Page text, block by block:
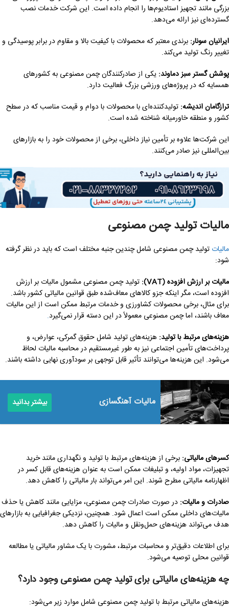
بزرگی مانند تجهیز استادیوم‌ها را انجام داده است. این شرکت خدمات نصب
گسترده‌ای نیز ارائه می‌دهد.
ایرانیان سونار: برندی معتبر که محصولات با کیفیت بالا و مقاوم در برابر پوسیدگی و
تغییر رنگ تولید می‌کند.
پوشش گستر سبز دماوند: یکی از صادرکنندگان چمن مصنوعی به کشورهای
همسایه که در پروژه‌های ورزشی بزرگ فعالیت دارد.
ترازگامان اندیشه: تولیدکننده‌ای با محصولات با دوام و قیمت مناسب که در سطح
کشور و منطقه خاورمیانه شناخته شده است.
این شرکت‌ها علاوه بر تأمین نیاز داخلی، برخی از محصولات خود را به بازارهای
بین‌المللی نیز صادر می‌کنند.
مالیات تولید چمن مصنوعی
مالیات تولید چمن مصنوعی شامل چندین جنبه مختلف است که باید در نظر گرفته
شود:
مالیات بر ارزش افزوده (VAT):
تولید چمن مصنوعی مشمول مالیات بر ارزش
افزوده است، مگر اینکه جزو کالاهای معاف‌شده طبق قوانین مالیاتی کشور باشد.
برای مثال، برخی محصولات کشاورزی و خدمات مرتبط ممکن است از این مالیات
معاف باشند، اما چمن مصنوعی معمولاً در این دسته قرار نمی‌گیرد.
هزینه‌های مرتبط با تولید: هزینه‌های تولید شامل حقوق گمرکی، عوارض، و
پرداخت‌های تأمین اجتماعی نیز به طور غیرمستقیم در محاسبه مالیات لحاظ
می‌شود. این هزینه‌ها می‌توانند تأثیر قابل توجهی بر سودآوری نهایی داشته باشند.
مالیات آهنگسازی بیشتر بدانید
کسرهای مالیاتی: برخی از هزینه‌های مرتبط با تولید و نگهداری مانند خرید
تجهیزات، مواد اولیه، و تبلیغات ممکن است به عنوان هزینه‌های قابل کسر در
اظهارنامه مالیاتی مطرح شوند. این امر می‌تواند بار مالیاتی را کاهش دهد.
صادرات و مالیات: در صورت صادرات چمن مصنوعی، مزایایی مانند کاهش یا حذف
مالیات‌های داخلی ممکن است اعمال شود. همچنین، نزدیکی جغرافیایی به بازارهای
هدف می‌تواند هزینه‌های حمل‌ونقل و مالیات را کاهش دهد.
برای اطلاعات دقیق‌تر و محاسبات مرتبط، مشورت با یک مشاور مالیاتی یا مطالعه
قوانین محلی توصیه می‌شود.
چه هزینه‌های مالیاتی برای تولید چمن مصنوعی وجود دارد؟
هزینه‌های مالیاتی مرتبط با تولید چمن مصنوعی شامل موارد زیر می‌شود: